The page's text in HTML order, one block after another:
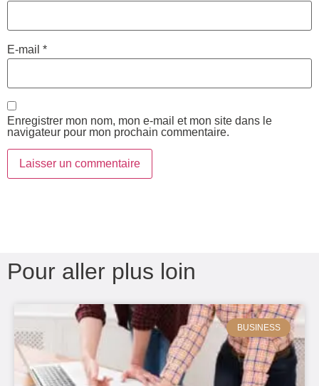
E-mail *
Enregistrer mon nom, mon e-mail et mon site dans le
navigateur pour mon prochain commentaire.
Pour aller plus loin
BUSINESS